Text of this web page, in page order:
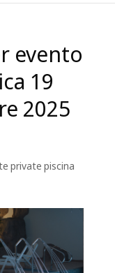
evento
19
2025
private piscina